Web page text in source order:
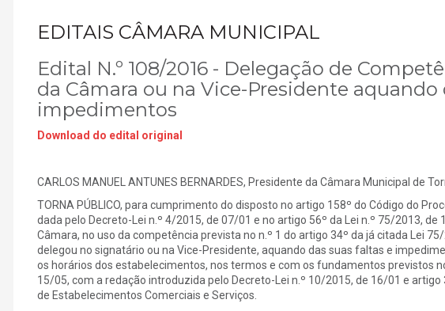
EDITAIS CÂMARA MUNICIPAL
Edital N.º 108/2016 - Delegação de
da Câmara ou na Vice-Presidente aquando
impedimentos
Download do edital original
CARLOS MANUEL ANTUNES BERNARDES, Presidente da Câmara Municipal de
TORNA PÚBLICO, para cumprimento do disposto no artigo 158º do Código do
dada pelo Decreto-Lei n.º 4/2015, de 07/01 e no artigo 56º da Lei n.º 75/2013, de
Câmara, no uso da competência prevista no n.º 1 do artigo 34º da já citada Lei
delegou no signatário ou na Vice-Presidente, aquando das suas faltas e
os horários dos estabelecimentos, nos termos e com os fundamentos previstos
15/05, com a redação introduzida pelo Decreto-Lei n.º 10/2015, de 16/01 e
de Estabelecimentos Comerciais e Serviços.